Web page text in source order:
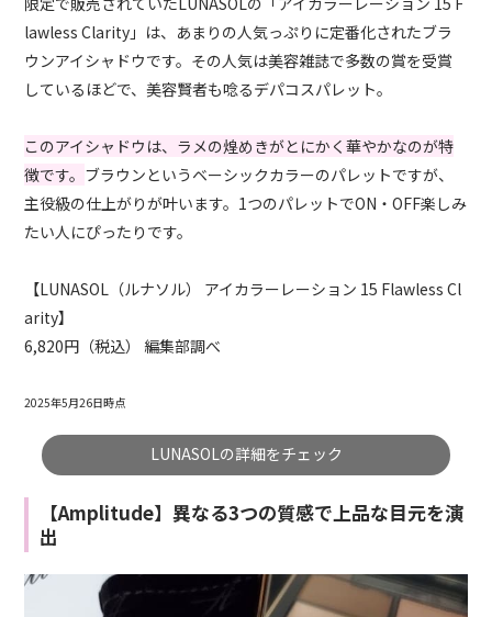
lawless Clarity」は、あまりの人気っぷりに定番化されたブラ
ウンアイシャドウです。その人気は美容雑誌で多数の賞を受賞
しているほどで、美容賢者も唸るデパコスパレット。
このアイシャドウは、ラメの煌めきがとにかく華やかなのが特
徴です。 ブラウンというベーシックカラーのパレットですが、
主役級の仕上がりが叶います。1つのパレットでON・OFF楽しみ
たい人にぴったりです。
【LUNASOL（ルナソル） アイカラーレーション 15 Flawless Cl
arity】
6,820円（税込） 編集部調べ
2025年5月26日時点
LUNASOLの詳細をチェック
【Amplitude】異なる3つの質感で上品な目元を演
出